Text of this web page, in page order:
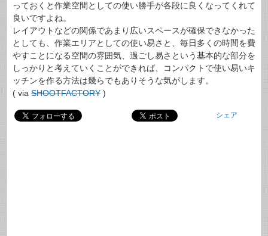
っておくと作業空間としての使い勝手が各段に良くなってくれて
良いですよね。
レイアウトなどの関係であまり広いスペースが確保できなかった
としても、作業エリアとしての使い易さと、毎日多くの時間を費
やすことになる空間の雰囲気、過ごし易さという基本的な部分を
しっかりと考えていくことができれば、コンパクトで使い易いキ
ッチンを作る方法は幾らでもありそうな気がします。
( via SHOOTFACTORY )
シェア